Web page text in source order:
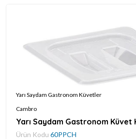
Yarı Saydam Gastronom Küvetler
Cambro
Yarı Saydam Gastronom Küvet
Ürün Kodu 60PPCH